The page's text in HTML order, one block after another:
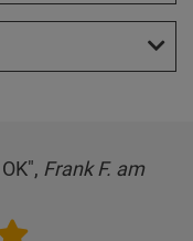
Frank F. am